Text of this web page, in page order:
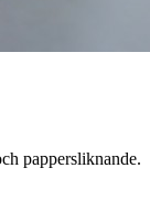
pappersliknande.